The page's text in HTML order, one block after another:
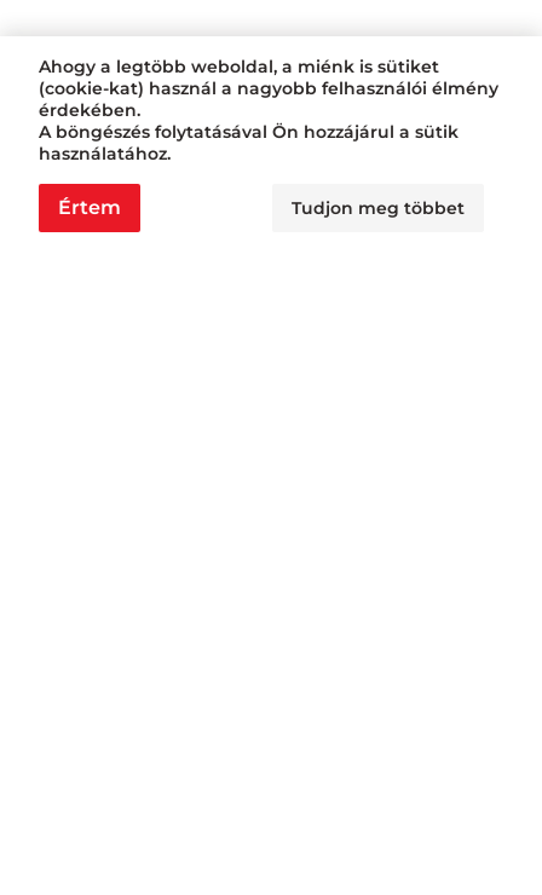
Ahogy a legtöbb weboldal, a miénk is sütiket
(cookie-kat) használ a nagyobb felhasználói élmény
érdekében.
A böngészés folytatásával Ön hozzájárul a sütik
használatához.
Értem Tudjon meg többet